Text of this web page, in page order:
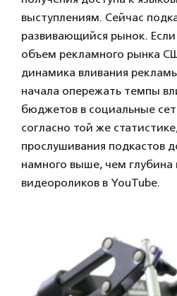
выступлениям. Сейчас
развивающийся рынок.
объем рекламного рынка
динамика вливания
начала опережать темпы
бюджетов в социальные
согласно той же
прослушивания подкастов
намного выше, чем глубина
видеороликов в YouTube.